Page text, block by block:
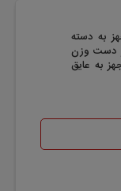
به دسته
دست وزن
به عایق